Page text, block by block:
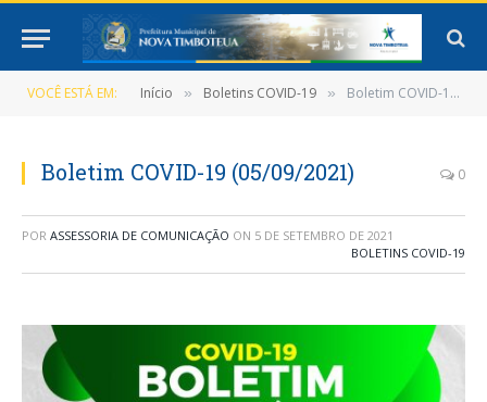
VOCÊ ESTÁ EM: Início » Boletins COVID-19 » Boletim COVID-19 (05/09/2021)
Boletim COVID-19 (05/09/2021) 0
POR ASSESSORIA DE COMUNICAÇÃO ON 5 DE SETEMBRO DE 2021
BOLETINS COVID-19